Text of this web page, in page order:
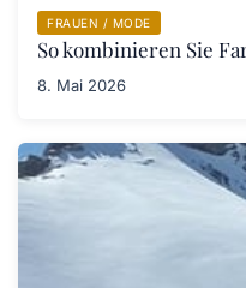
FRAUEN / MODE
So kombinieren Sie
8. Mai 2026